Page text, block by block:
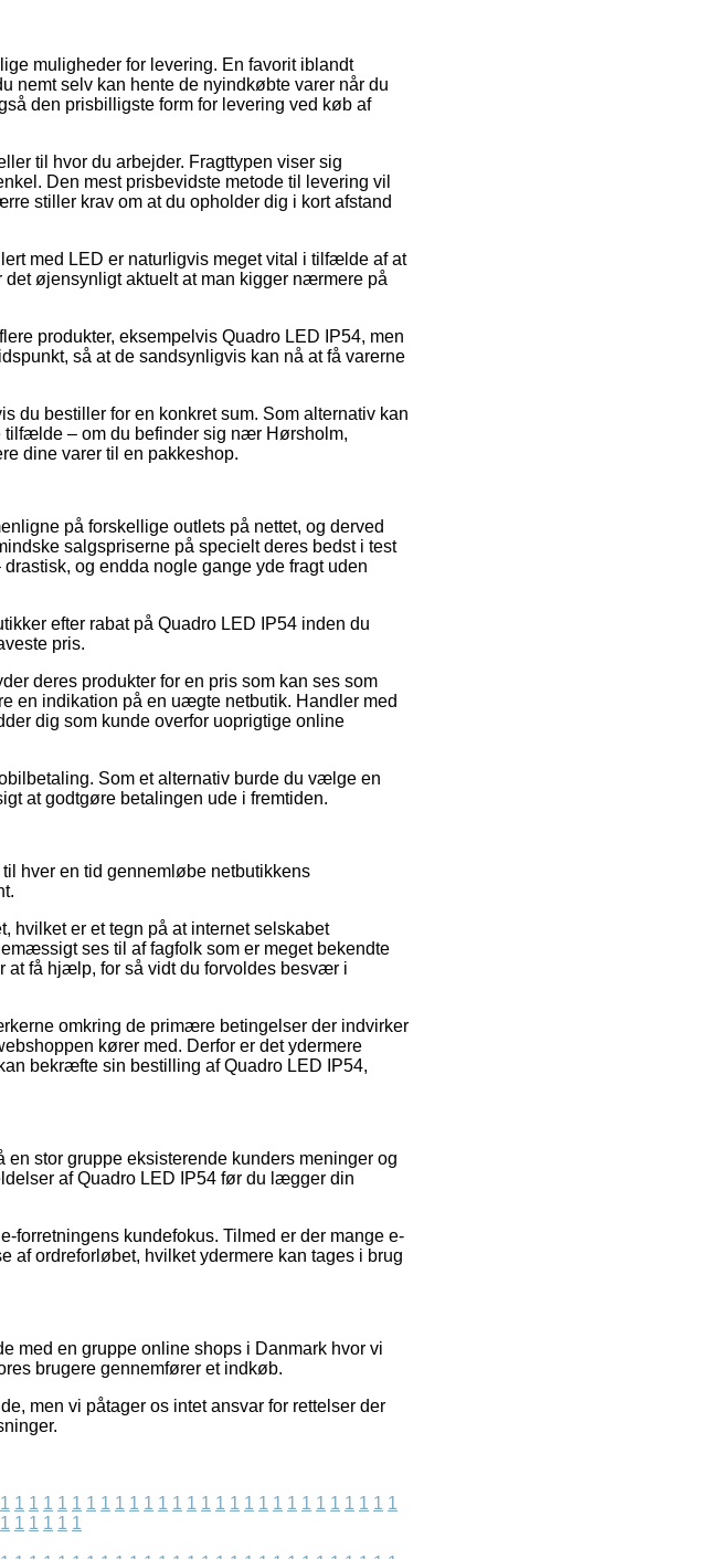
muligheder for levering. En favorit iblandt
nemt selv kan hente de nyindkøbte varer når du
den prisbilligste form for levering ved køb af
til hvor du arbejder. Fragttypen viser sig
Den mest prisbevidste metode til levering vil
stiller krav om at du opholder dig i kort afstand
med LED er naturligvis meget vital i tilfælde af at
øjensynligt aktuelt at man kigger nærmere på
produkter, eksempelvis Quadro LED IP54, men
så at de sandsynligvis kan nå at få varerne
du bestiller for en konkret sum. Som alternativ kan
– om du befinder sig nær Hørsholm,
dine varer til en pakkeshop.
på forskellige outlets på nettet, og derved
salgspriserne på specielt deres bedst i test
og endda nogle gange yde fragt uden
efter rabat på Quadro LED IP54 inden du
pris.
deres produkter for en pris som kan ses som
en indikation på en uægte netbutik. Handler med
dig som kunde overfor uoprigtige online
Som et alternativ burde du vælge en
at godtgøre betalingen ude i fremtiden.
hver en tid gennemløbe netbutikkens
hvilket er et tegn på at internet selskabet
ses til af fagfolk som er meget bekendte
at få hjælp, for så vidt du forvoldes besvær i
omkring de primære betingelser der indvirker
kører med. Derfor er det ydermere
bekræfte sin bestilling af Quadro LED IP54,
stor gruppe eksisterende kunders meninger og
af Quadro LED IP54 før du lægger din
forretningens kundefokus. Tilmed er der mange e-
af ordreforløbet, hvilket ydermere kan tages i brug
med en gruppe online shops i Danmark hvor vi
brugere gennemfører et indkøb.
men vi påtager os intet ansvar for rettelser der
1 1 1 1 1 1 1 1 1 1 1 1 1 1 1 1 1 1 1 1 1 1 1 1 1 1 1 1
1 1 1 1 1 1